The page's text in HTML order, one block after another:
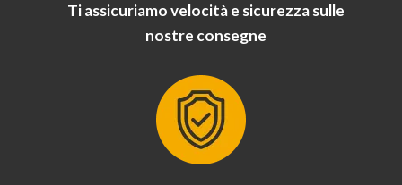
Ti assicuriamo velocità e sicurezza sulle
nostre consegne